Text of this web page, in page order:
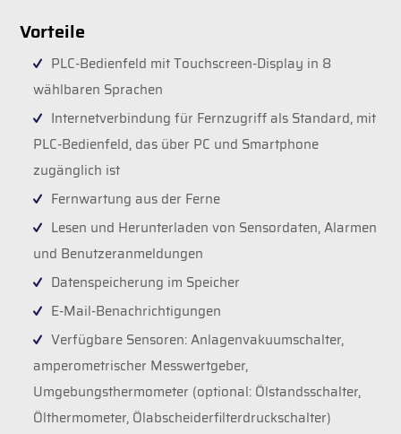
Vorteile
PLC-Bedienfeld mit Touchscreen-Display in 8
wählbaren Sprachen
Internetverbindung für Fernzugriff als Standard, mit
PLC-Bedienfeld, das über PC und Smartphone
zugänglich ist
Fernwartung aus der Ferne
Lesen und Herunterladen von Sensordaten, Alarmen
und Benutzeranmeldungen
Datenspeicherung im Speicher
E-Mail-Benachrichtigungen
Verfügbare Sensoren: Anlagenvakuumschalter,
amperometrischer Messwertgeber,
Umgebungsthermometer (optional: Ölstandsschalter,
Ölthermometer, Ölabscheiderfilterdruckschalter)